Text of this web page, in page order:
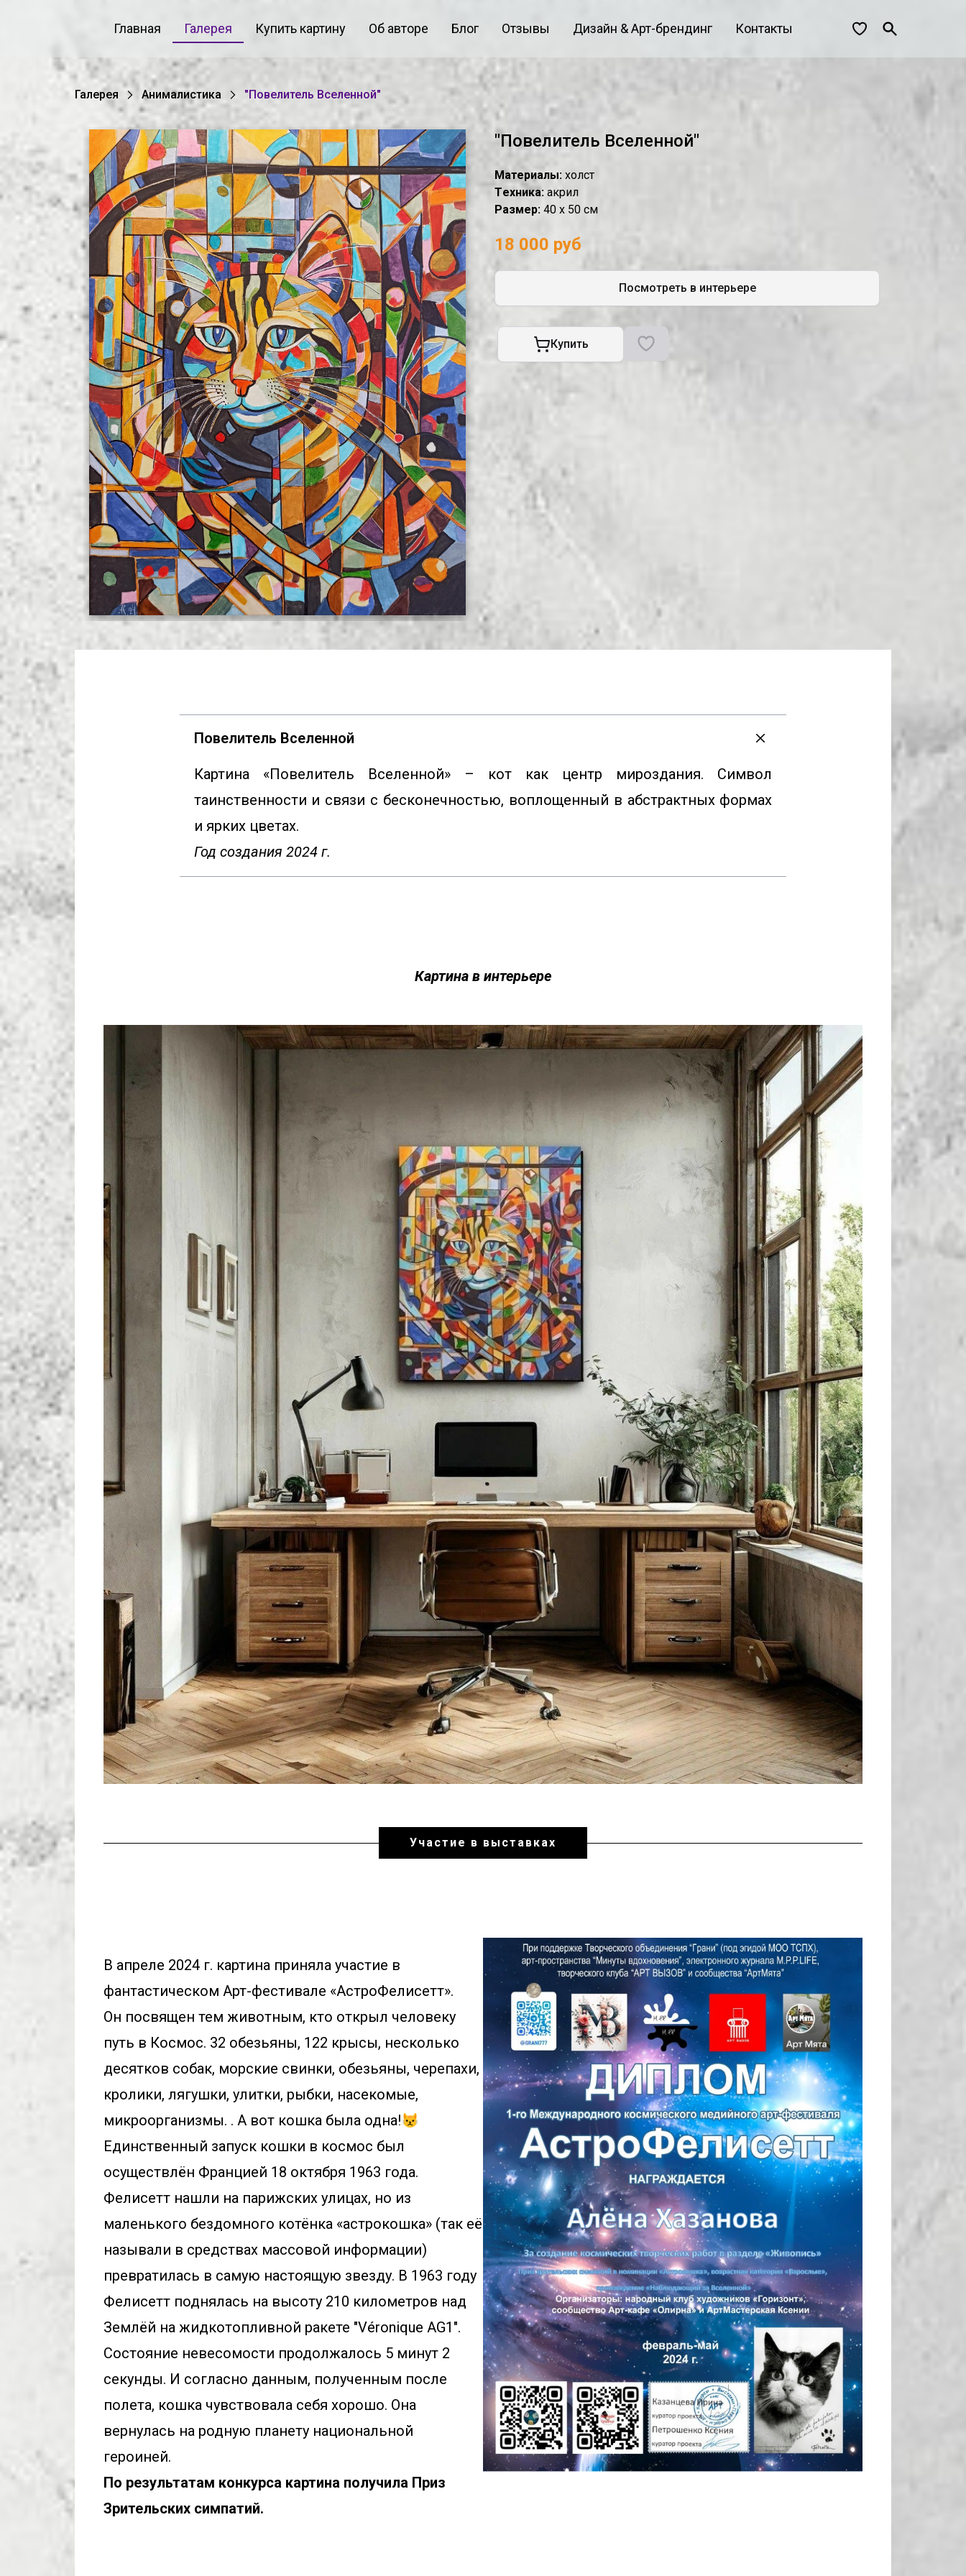
Главная Галерея Купить картину Об авторе Блог Отзывы Дизайн & Арт-брендинг Контакты
Галерея Анималистика "Повелитель Вселенной"
"Повелитель Вселенной"
Материалы: холст
Tехника: акрил
Размер: 40 х 50 см
18 000 руб
Посмотреть в интерьере
Купить
Повелитель Вселенной
Картина «Повелитель Вселенной» – кот как центр мироздания. Символ
таинственности и связи с бесконечностью, воплощенный в абстрактных формах
и ярких цветах.
Год создания 2024 г.
Картина в интерьере
Участие в выставках
фантастическом Арт-фестивале «АстроФелисетт».
Он посвящен тем животным, кто открыл человеку
путь в Космос. 32 обезьяны, 122 крысы, несколько
десятков собак, морские свинки, обезьяны, черепахи,
кролики, лягушки, улитки, рыбки, насекомые,
микроорганизмы. . А вот кошка была одна!😾
Единственный запуск кошки в космос был
осуществлён Францией 18 октября 1963 года.
Фелисетт нашли на парижских улицах, но из
маленького бездомного котёнка «астрокошка» (так её
называли в средствах массовой информации)
превратилась в самую настоящую звезду. В 1963 году
Фелисетт поднялась на высоту 210 километров над
Землёй на жидкотопливной ракете "Véronique AG1".
Состояние невесомости продолжалось 5 минут 2
секунды. И согласно данным, полученным после
полета, кошка чувствовала себя хорошо. Она
вернулась на родную планету национальной
героиней.
По результатам конкурса картина получила Приз
Зрительских симпатий.